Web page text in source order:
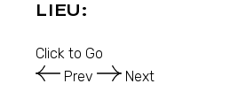
LIEU:
Click to Go
Prev
Next